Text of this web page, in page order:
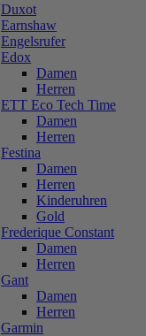
Duxot
Earnshaw
Engelsrufer
Edox
Damen
Herren
ETT Eco Tech Time
Damen
Herren
Festina
Damen
Herren
Kinderuhren
Gold
Frederique Constant
Damen
Herren
Gant
Damen
Herren
Garmin